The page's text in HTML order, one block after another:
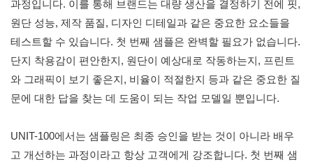
과정입니다. 이를 통해 브랜드는 대량 생산을 결정하기 전에 핏,
원단 성능, 제작 품질, 디자인 디테일과 같은 중요한 요소들을
테스트할 수 있습니다. 첫 번째 샘플은 완벽할 필요가 없습니다.
단지 착용감이 편안한지, 원단이 예상대로 작동하는지, 프린트
와 그래픽이 보기 좋은지, 비율이 적절한지 등과 같은 중요한 질
문에 대한 답을 찾는 데 도움이 되는 작업 모델일 뿐입니다.
UNIT-100에서는 샘플링은 최종 승인을 받는 것이 아니라 배우
고 개선하는 과정이라고 항상 고객에게 강조합니다. 첫 번째 샘